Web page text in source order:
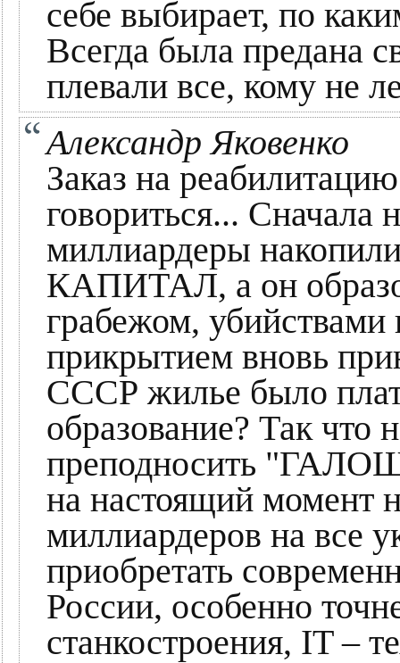
себе выбирает, по
Всегда была предана
плевали все, кому не
Александр Яковенко
Заказ на
говориться... Сначала
миллиардеры
КАПИТАЛ, а он
грабежом,
прикрытием вновь
СССР жилье было
образование? Так что
преподносить
на настоящий момент
миллиардеров на все
приобретать
России, особенно
станкостроения, IT –